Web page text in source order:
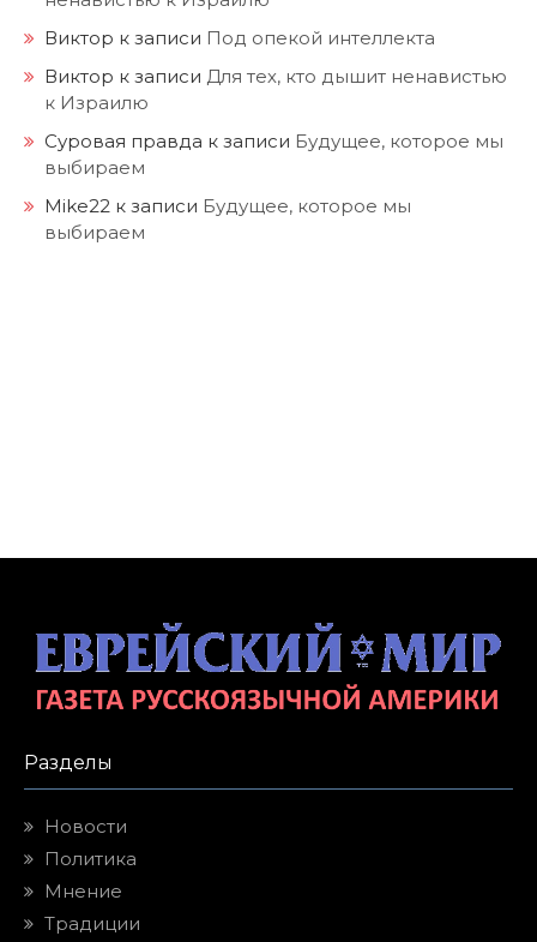
Виктор к записи Под опекой интеллекта
Виктор к записи Для тех, кто дышит ненавистью
к Израилю
Суровая правда к записи Будущее, которое мы
выбираем
Mike22 к записи Будущее, которое мы
выбираем
Разделы
Новости
Политика
Мнение
Традиции